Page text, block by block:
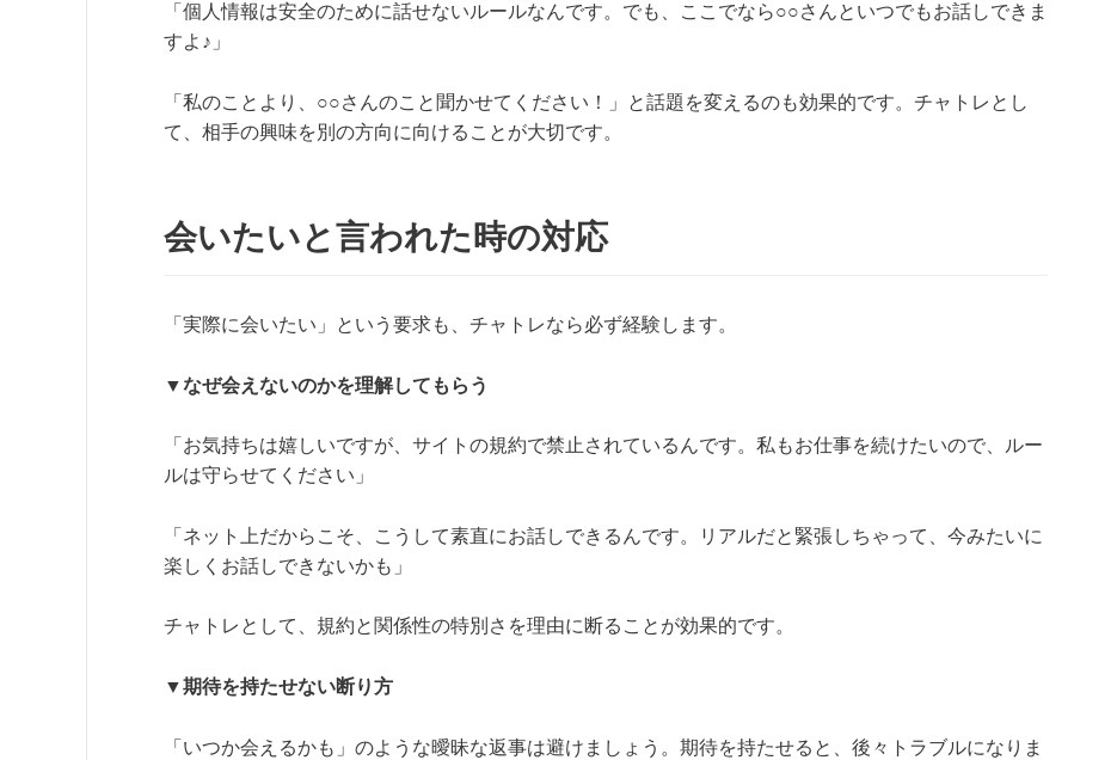
「個人情報は安全のために話せないルールなんです。でも、ここでなら○○さんといつでもお話しできま
すよ♪」
「私のことより、○○さんのこと聞かせてください！」と話題を変えるのも効果的です。チャトレとし
て、相手の興味を別の方向に向けることが大切です。
会いたいと言われた時の対応
「実際に会いたい」という要求も、チャトレなら必ず経験します。
▼なぜ会えないのかを理解してもらう
「お気持ちは嬉しいですが、サイトの規約で禁止されているんです。私もお仕事を続けたいので、ルー
ルは守らせてください」
「ネット上だからこそ、こうして素直にお話しできるんです。リアルだと緊張しちゃって、今みたいに
楽しくお話しできないかも」
チャトレとして、規約と関係性の特別さを理由に断ることが効果的です。
▼期待を持たせない断り方
「いつか会えるかも」のような曖昧な返事は避けましょう。期待を持たせると、後々トラブルになりま